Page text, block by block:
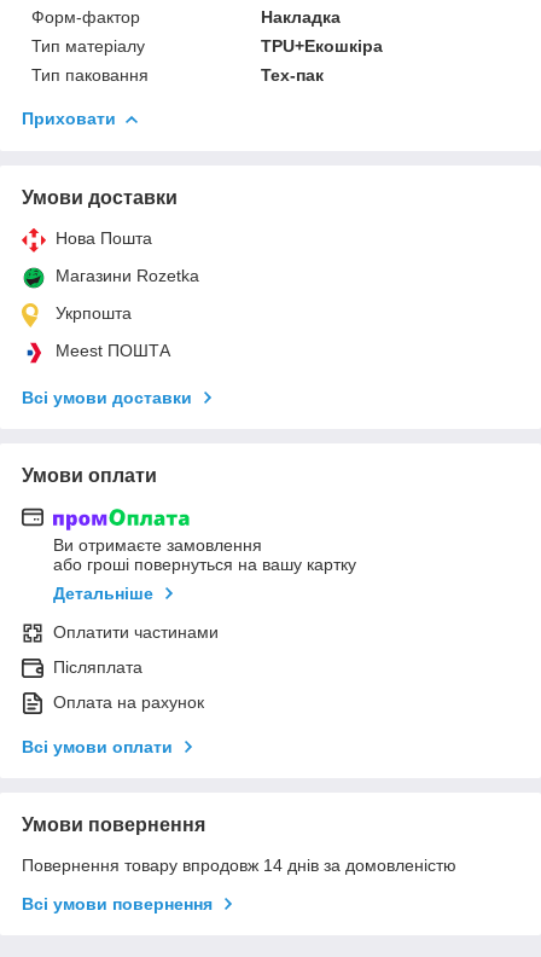
Форм-фактор
Накладка
Тип матеріалу
TPU+Екошкіра
Тип паковання
Тех-пак
Приховати
Умови доставки
Нова Пошта
Магазини Rozetka
Укрпошта
Meest ПОШТА
Всі умови доставки
Умови оплати
Ви отримаєте замовлення
або гроші повернуться на вашу картку
Детальніше
Оплатити частинами
Післяплата
Оплата на рахунок
Всі умови оплати
Умови повернення
Повернення товару впродовж 14 днів за домовленістю
Всі умови повернення